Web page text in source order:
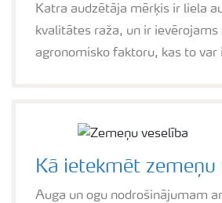
Katra audzētāja mērķis ir liela
kvalitātes raža, un ir ievērojams
agronomisko faktoru, kas to var
Kā ietekmēt zemeņu
Auga un ogu nodrošinājumam